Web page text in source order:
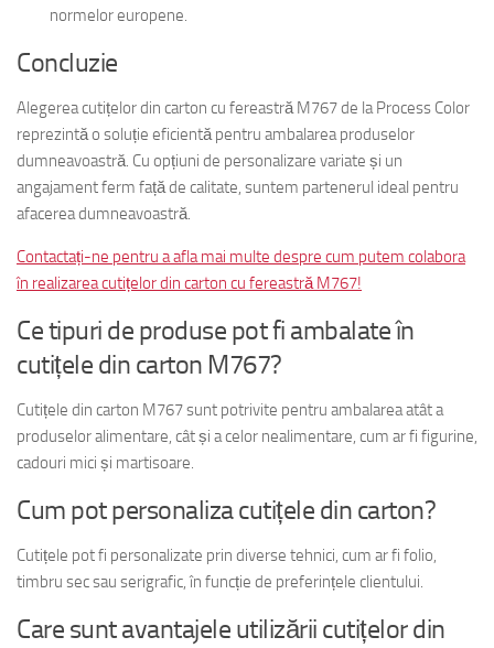
normelor europene.
Concluzie
Alegerea cutițelor din carton cu fereastră M767 de la Process Color
reprezintă o soluție eficientă pentru ambalarea produselor
dumneavoastră. Cu opțiuni de personalizare variate și un
angajament ferm față de calitate, suntem partenerul ideal pentru
afacerea dumneavoastră.
Contactați-ne pentru a afla mai multe despre cum putem colabora
în realizarea cutițelor din carton cu fereastră M767!
Ce tipuri de produse pot fi ambalate în
cutițele din carton M767?
Cutițele din carton M767 sunt potrivite pentru ambalarea atât a
produselor alimentare, cât și a celor nealimentare, cum ar fi figurine,
cadouri mici și martisoare.
Cum pot personaliza cutițele din carton?
Cutițele pot fi personalizate prin diverse tehnici, cum ar fi folio,
timbru sec sau serigrafic, în funcție de preferințele clientului.
Care sunt avantajele utilizării cutițelor din